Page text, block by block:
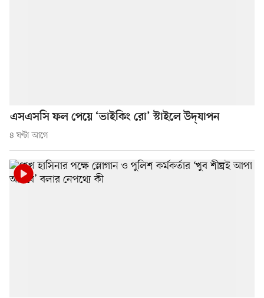
এসএসসি ফল পেয়ে ‘ভাইকিং রো’ স্টাইলে উদ্‌যাপন
৪ ঘণ্টা আগে